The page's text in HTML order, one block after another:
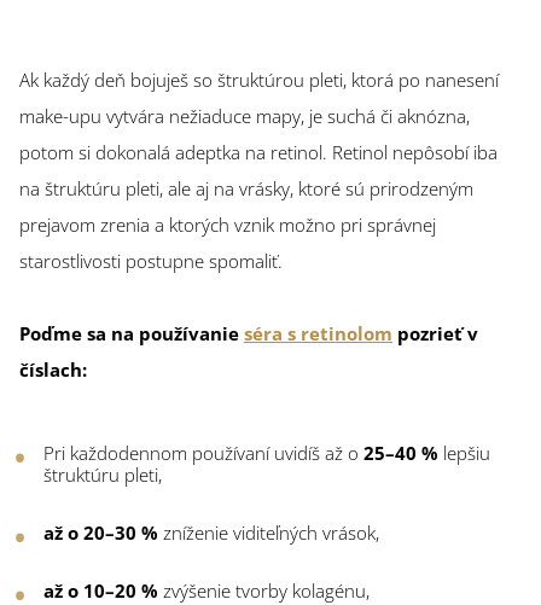
Ak každý deň bojuješ so štruktúrou pleti, ktorá po nanesení
make-upu vytvára nežiaduce mapy, je suchá či aknózna,
potom si dokonalá adeptka na retinol. Retinol nepôsobí iba
na štruktúru pleti, ale aj na vrásky, ktoré sú prirodzeným
prejavom zrenia a ktorých vznik možno pri správnej
starostlivosti postupne spomaliť.
Poďme sa na používanie séra s retinolom pozrieť v
číslach:
Pri každodennom používaní uvidíš až o 25–40 % lepšiu
štruktúru pleti,
až o 20–30 % zníženie viditeľných vrások,
až o 10–20 % zvýšenie tvorby kolagénu,